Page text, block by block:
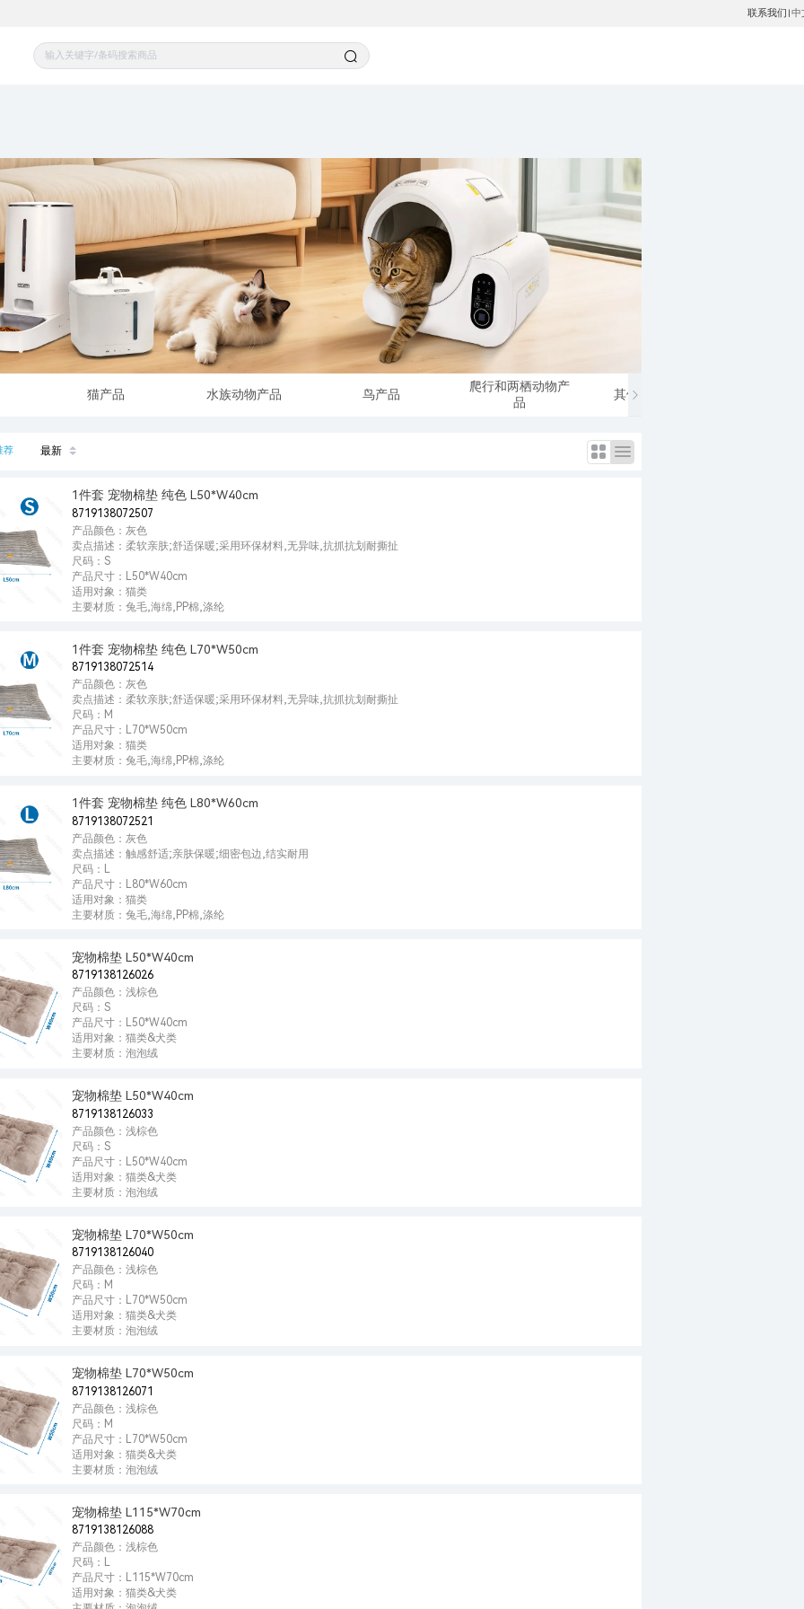
联系我们 中
猫产品 水族动物产品 鸟产品
爬行和两栖动物产
品
其他小动物产品
荐 最新
1件套 宠物棉垫 纯色 L50*W40cm
8719138072507
产品颜色：灰色
卖点描述：柔软亲肤;舒适保暖;采用环保材料,无异味,抗抓抗划耐撕扯
尺码：S
产品尺寸：L50*W40cm
适用对象：猫类
主要材质：兔毛,海绵,PP棉,涤纶
1件套 宠物棉垫 纯色 L70*W50cm
8719138072514
产品颜色：灰色
卖点描述：柔软亲肤;舒适保暖;采用环保材料,无异味,抗抓抗划耐撕扯
尺码：M
产品尺寸：L70*W50cm
适用对象：猫类
主要材质：兔毛,海绵,PP棉,涤纶
1件套 宠物棉垫 纯色 L80*W60cm
8719138072521
产品颜色：灰色
卖点描述：触感舒适;亲肤保暖;细密包边,结实耐用
尺码：L
产品尺寸：L80*W60cm
适用对象：猫类
主要材质：兔毛,海绵,PP棉,涤纶
宠物棉垫 L50*W40cm
8719138126026
产品颜色：浅棕色
尺码：S
产品尺寸：L50*W40cm
适用对象：猫类&犬类
主要材质：泡泡绒
宠物棉垫 L50*W40cm
8719138126033
产品颜色：浅棕色
尺码：S
产品尺寸：L50*W40cm
适用对象：猫类&犬类
主要材质：泡泡绒
宠物棉垫 L70*W50cm
8719138126040
产品颜色：浅棕色
尺码：M
产品尺寸：L70*W50cm
适用对象：猫类&犬类
主要材质：泡泡绒
宠物棉垫 L70*W50cm
8719138126071
产品颜色：浅棕色
尺码：M
产品尺寸：L70*W50cm
适用对象：猫类&犬类
主要材质：泡泡绒
宠物棉垫 L115*W70cm
8719138126088
产品颜色：浅棕色
尺码：L
产品尺寸：L115*W70cm
适用对象：猫类&犬类